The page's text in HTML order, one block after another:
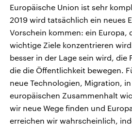
Europäische Union ist sehr
2019 wird tatsächlich ein neues
Vorschein kommen: ein Europa,
wichtige Ziele konzentrieren
besser in der Lage sein wird, die
die die Öffentlichkeit bewegen.
neue Technologien, Migration,
europäischen Zusammenhalt
wir neue Wege finden und
erreichen wir wahrscheinlich,